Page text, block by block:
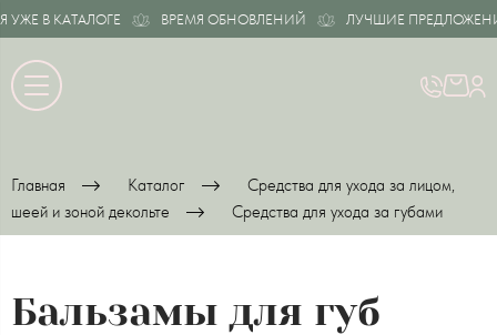
В КАТАЛОГЕ ВРЕМЯ ОБНОВЛЕНИЙ ЛУЧШИЕ ПРЕДЛОЖЕНИЯ
Главная Каталог
Средства для ухода за лицом,
шеей и зоной декольте
Средства для ухода за губами
Бальзамы для губ